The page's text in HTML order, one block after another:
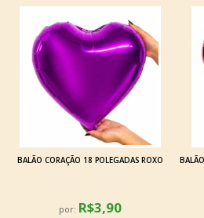
BALÃO CORAÇÃO 18 POLEGADAS ROXO
por: R$3,90